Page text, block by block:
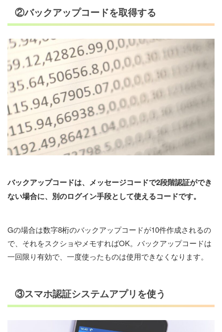
②バックアップコードを取得する
バックアップコードは、メッセージコードで2段階認証ができ
ない場合に、別のログイン手段として使えるコードです。
Gの場合は数字8桁のバックアップコードが10件作成されるの
で、それをスクショやメモすればOK。バックアップコードは
一回限り有効で、一度使ったものは使用できなくなります。
③スマホ認証システムアプリを使う